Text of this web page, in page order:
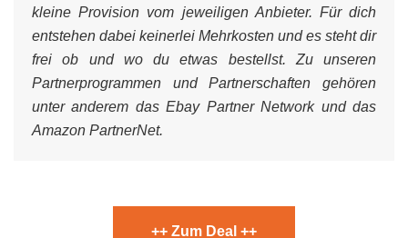
kleine Provision vom jeweiligen Anbieter. Für dich
entstehen dabei keinerlei Mehrkosten und es steht dir
frei ob und wo du etwas bestellst. Zu unseren
Partnerprogrammen und Partnerschaften gehören
unter anderem das Ebay Partner Network und das
Amazon PartnerNet.
++ Zum Deal ++